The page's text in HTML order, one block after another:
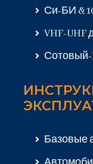
Си-БИ &
VHF-UHF
Сотовый-
Базовые